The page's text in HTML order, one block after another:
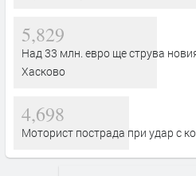
5,829
Над 33 млн. евро ще струва
Хасково
4,698
Моторист пострада при удар с